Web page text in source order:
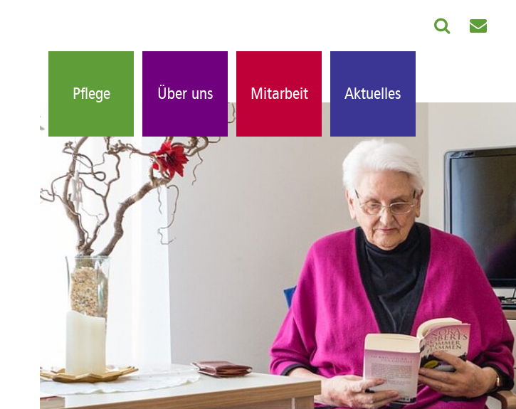
Pflege Über uns Mitarbeit Aktuelles